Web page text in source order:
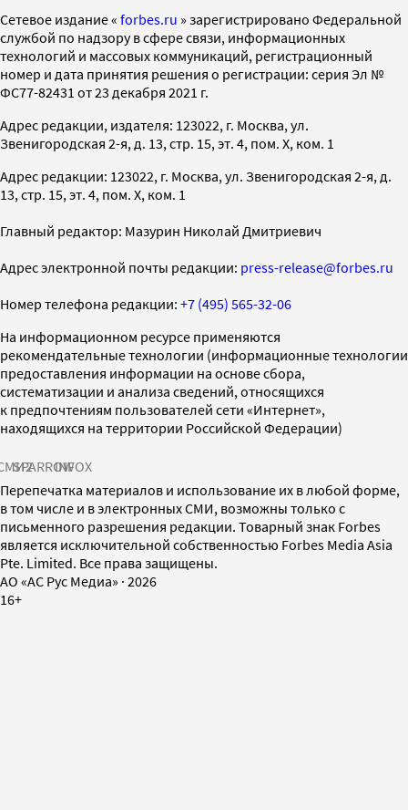
Cетевое издание « forbes.ru » зарегистрировано Федеральной
службой по надзору в сфере связи, информационных
технологий и массовых коммуникаций, регистрационный
номер и дата принятия решения о регистрации: серия Эл №
ФС77-82431 от 23 декабря 2021 г.
Адрес редакции, издателя: 123022, г. Москва, ул.
Звенигородская 2-я, д. 13, стр. 15, эт. 4, пом. X, ком. 1
Адрес редакции: 123022, г. Москва, ул. Звенигородская 2-я, д.
13, стр. 15, эт. 4, пом. X, ком. 1
Главный редактор: Мазурин Николай Дмитриевич
Адрес электронной почты редакции: press-release@forbes.ru
Номер телефона редакции: +7 (495) 565-32-06
На информационном ресурсе применяются
рекомендательные технологии (информационные технологии
предоставления информации на основе сбора,
систематизации и анализа сведений, относящихся
к предпочтениям пользователей сети «Интернет»,
находящихся на территории Российской Федерации)
SPARROWINFOX
Перепечатка материалов и использование их в любой форме,
в том числе и в электронных СМИ, возможны только с
письменного разрешения редакции. Товарный знак Forbes
является исключительной собственностью Forbes Media Asia
Pte. Limited. Все права защищены.
AO «АС Рус Медиа» · 2026
16+